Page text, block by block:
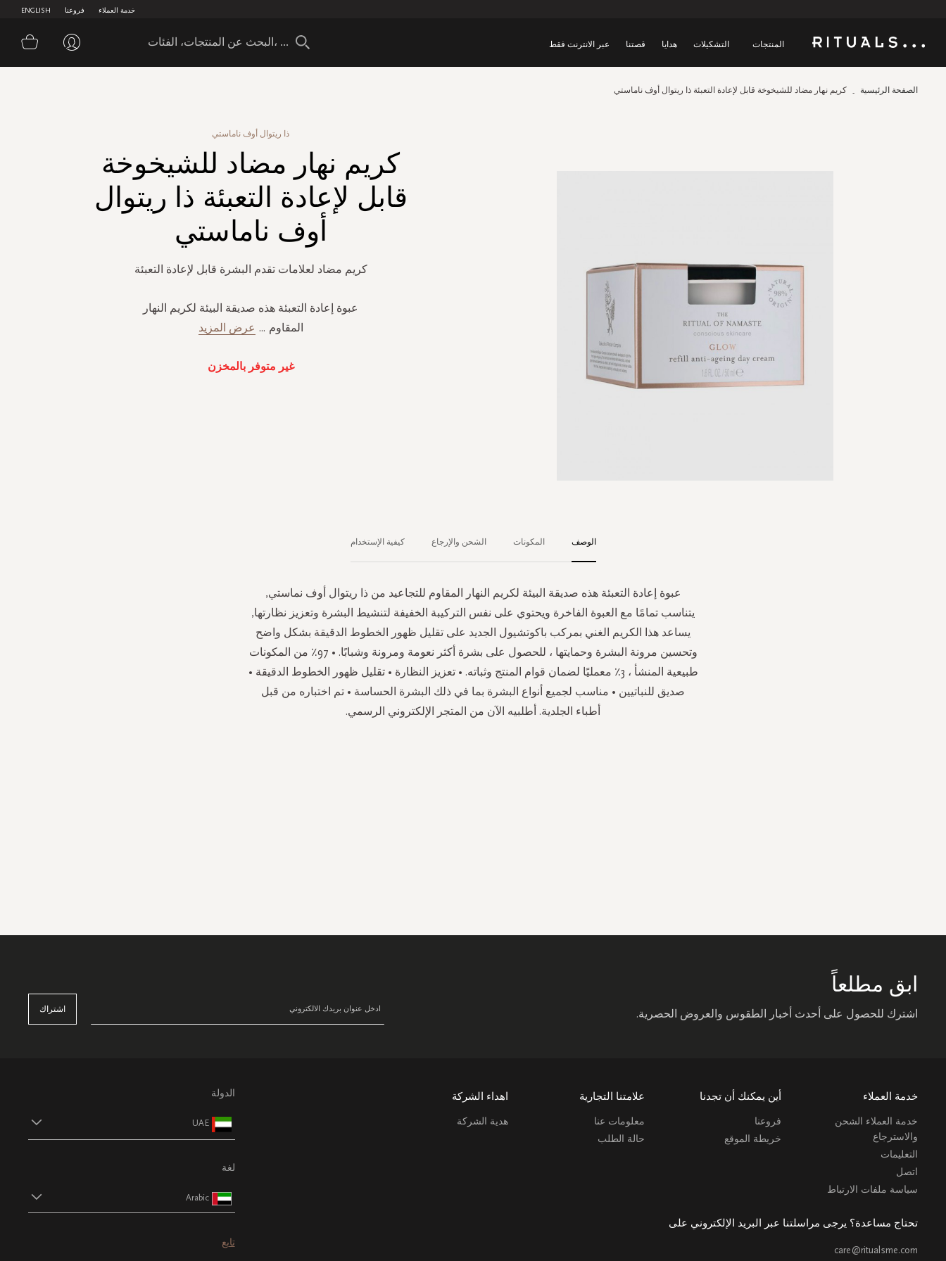
ENGLISH فروعنا خدمة العملاء
المنتجات التشكيلات هدايا قصتنا عبر الانترنت فقط سلة
الصفحة الرئيسية كريم نهار مضاد للشيخوخة قابل لإعادة التعبئة ذا ريتوال أوف ناماستي
ذا ريتوال أوف ناماستي
كريم نهار مضاد للشيخوخة
قابل لإعادة التعبئة ذا ريتوال
أوف ناماستي
كريم مضاد لعلامات تقدم البشرة قابل لإعادة التعبئة
عبوة إعادة التعبئة هذه صديقة البيئة لكريم النهار
المقاوم ... عرض المزيد
غير متوفر بالمخزن
الوصف
عبوة إعادة التعبئة هذه صديقة البيئة لكريم النهار المقاوم للتجاعيد من ذا ريتوال أوف نماستي,
يتناسب تمامًا مع العبوة الفاخرة ويحتوي على نفس التركيبة الخفيفة لتنشيط البشرة وتعزيز نظارتها,
يساعد هذا الكريم الغني بمركب باكوتشيول الجديد على تقليل ظهور الخطوط الدقيقة بشكل واضح
وتحسين مرونة البشرة وحمايتها ، للحصول على بشرة أكثر نعومة ومرونة وشبابًا. • 97٪ من المكونات
طبيعية المنشأ ، 3٪ معمليًا لضمان قوام المنتج وثباته. • تعزيز النظارة • تقليل ظهور الخطوط الدقيقة •
صديق للنباتيين • مناسب لجميع أنواع البشرة بما في ذلك البشرة الحساسة • تم اختباره من قبل
أطباء الجلدية. أطلبيه الآن من المتجر الإلكتروني الرسمي.
المكونات الشحن والإرجاع كيفية الإستخدام
ابق مطلعاً
اشترك للحصول على أحدث أخبار الطقوس والعروض الحصرية. اشتراك
خدمة العملاء
خدمة العملاء الشحن
والاسترجاع
التعليمات
اتصل
سياسة ملفات الارتباط
أين يمكنك أن تجدنا
فروعنا
خريطة الموقع
علامتنا التجارية
معلومات عنا
حالة الطلب
اهداء الشركة
هدية الشركة
تحتاج مساعدة؟ يرجى مراسلتنا عبر البريد الإلكتروني على
care@ritualsme.com
الدولة
UAE
لغة
Arabic
تابع